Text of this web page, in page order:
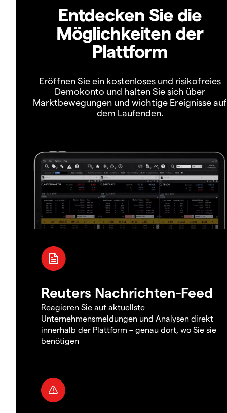
Entdecken Sie die
Möglichkeiten der
Plattform
Eröffnen Sie ein kostenloses und risikofreies
Demokonto und halten Sie sich über
Marktbewegungen und wichtige Ereignisse auf
dem Laufenden.
Reuters Nachrichten-Feed
Reagieren Sie auf aktuellste
Unternehmensmeldungen und Analysen direkt
innerhalb der Plattform – genau dort, wo Sie sie
benötigen